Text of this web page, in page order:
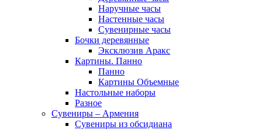
Наручные часы
Настенные часы
Сувенирные часы
Бочки деревянные
Эксклюзив Аракс
Картины. Панно
Панно
Картины Объемные
Настольные наборы
Разное
Сувениры – Армения
Сувениры из обсидиана